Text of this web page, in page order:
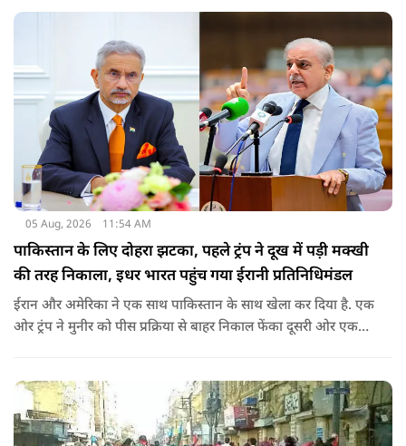
वीजा का समय-समय पर नवीनीकरण कराते हैं.
05 Aug, 2026 11:54 AM
पाकिस्तान के लिए दोहरा झटका, पहले ट्रंप ने दूख में पड़ी मक्खी
की तरह निकाला, इधर भारत पहुंच गया ईरानी प्रतिनिधिमंडल
ईरान और अमेरिका ने एक साथ पाकिस्तान के साथ खेला कर दिया है. एक
ओर ट्रंप ने मुनीर को पीस प्रक्रिया से बाहर निकाल फेंका दूसरी ओर एक